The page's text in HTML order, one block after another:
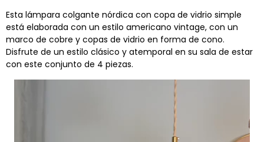
Esta lámpara colgante nórdica con copa de vidrio simple
está elaborada con un estilo americano vintage, con un
marco de cobre y copas de vidrio en forma de cono.
Disfrute de un estilo clásico y atemporal en su sala de estar
con este conjunto de 4 piezas.